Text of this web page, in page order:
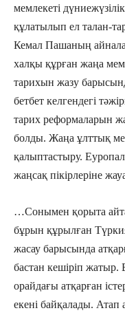
мемлекеті
құлатылып ел талан-
Кемал Пашаның
халқы құрған жаңа
тарихын жазу
бетбет келгендегі
тарих реформаларын
болды. Жаңа ұлттық
қалыптастыру.
жаңсақ пікірлеріне
…Сонымен қорыта
бұрын құрылған
жасау барысында
бастан кешіріп жатыр.
орайдағы атқарған
екені байқалады. Атап